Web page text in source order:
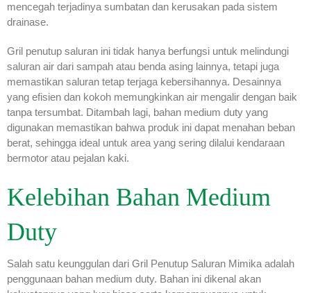
mencegah terjadinya sumbatan dan kerusakan pada sistem
drainase.
Gril penutup saluran ini tidak hanya berfungsi untuk melindungi
saluran air dari sampah atau benda asing lainnya, tetapi juga
memastikan saluran tetap terjaga kebersihannya. Desainnya
yang efisien dan kokoh memungkinkan air mengalir dengan baik
tanpa tersumbat. Ditambah lagi, bahan medium duty yang
digunakan memastikan bahwa produk ini dapat menahan beban
berat, sehingga ideal untuk area yang sering dilalui kendaraan
bermotor atau pejalan kaki.
Kelebihan Bahan Medium
Duty
Salah satu keunggulan dari Gril Penutup Saluran Mimika adalah
penggunaan bahan medium duty. Bahan ini dikenal akan